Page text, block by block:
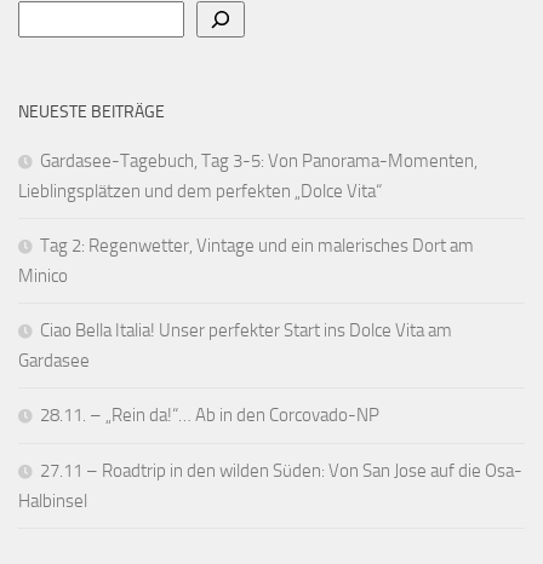
NEUESTE BEITRÄGE
Gardasee-Tagebuch, Tag 3-5: Von Panorama-Momenten,
Lieblingsplätzen und dem perfekten „Dolce Vita“
Tag 2: Regenwetter, Vintage und ein malerisches Dort am
Minico
Ciao Bella Italia! Unser perfekter Start ins Dolce Vita am
Gardasee
28.11. – „Rein da!“… Ab in den Corcovado-NP
27.11 – Roadtrip in den wilden Süden: Von San Jose auf die Osa-
Halbinsel